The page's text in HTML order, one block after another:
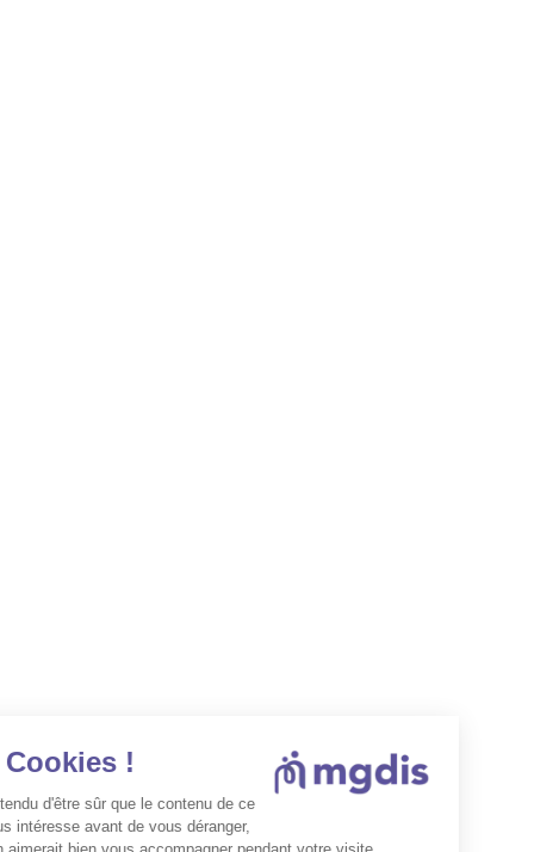
Les Cookies !
On a attendu d'être sûr que le contenu de ce
site vous intéresse avant de vous déranger,
mais on aimerait bien vous accompagner pendant votre visite...